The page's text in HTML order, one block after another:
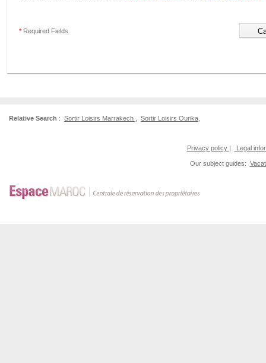
* Required Fields
Relative Search : Sortir Loisirs Marrakech Sortir Loisirs Ourika
Privacy policy | Legal
Our subject guides: